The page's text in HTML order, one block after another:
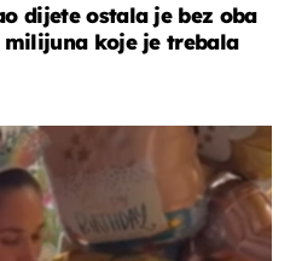
dijete ostala je bez oba
koje je trebala